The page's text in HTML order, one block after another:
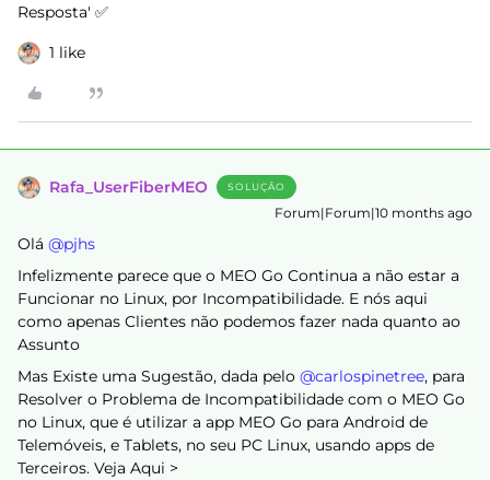
Resposta' ✅
1 like
Rafa_UserFiberMEO SOLUÇÃO
Forum|Forum|10 months ago
Olá ​ @pjhs
Infelizmente parece que o MEO Go Continua a não estar a
Funcionar no Linux, por Incompatibilidade. E nós aqui
como apenas Clientes não podemos fazer nada quanto ao
Assunto
Mas Existe uma Sugestão, dada pelo ​ @carlospinetree, para
Resolver o Problema de Incompatibilidade com o MEO Go
no Linux, que é utilizar a app MEO Go para Android de
Telemóveis, e Tablets, no seu PC Linux, usando apps de
Terceiros. Veja Aqui >